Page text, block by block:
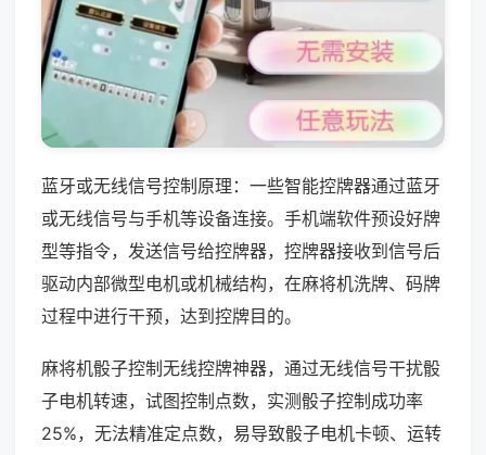
蓝牙或无线信号控制原理：一些智能控牌器通过蓝牙
或无线信号与手机等设备连接。手机端软件预设好牌
型等指令，发送信号给控牌器，控牌器接收到信号后
驱动内部微型电机或机械结构，在麻将机洗牌、码牌
过程中进行干预，达到控牌目的。
麻将机骰子控制无线控牌神器，通过无线信号干扰骰
子电机转速，试图控制点数，实测骰子控制成功率
25%，无法精准定点数，易导致骰子电机卡顿、运转